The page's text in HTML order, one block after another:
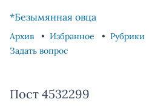
*Безымянная овца
Архив Избранное Рубрики
Задать вопрос
Пост 4532299